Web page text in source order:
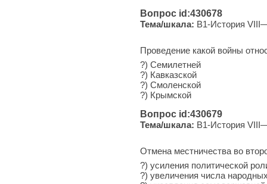
Вопрос id:430678
Тема/шкала: B1-История
Проведение какой войны
?) Семилетней
?) Кавказской
?) Смоленской
?) Крымской
Вопрос id:430679
Тема/шкала: B1-История
Отмена местничества во
?) уси­ле­ния по­ли­ти­че­ской
?) уве­ли­че­ния числа